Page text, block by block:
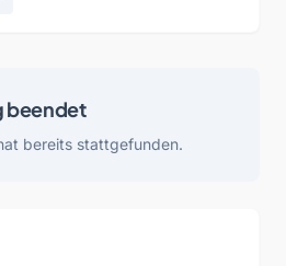
beendet
bereits stattgefunden.